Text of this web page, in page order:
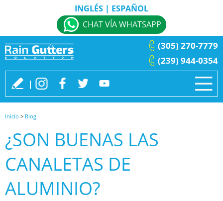
INGLÉS | ESPAÑOL
CHAT VÍA WHATSAPP
(239) 944-0354
(305) 270-7779
Inicio > Blog
¿SON BUENAS LAS
CANALETAS DE
ALUMINIO?